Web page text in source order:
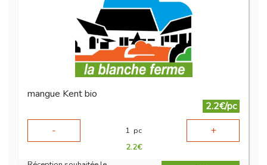
mangue Kent bio
2.2€/pc
-
1 pc +
2.2€